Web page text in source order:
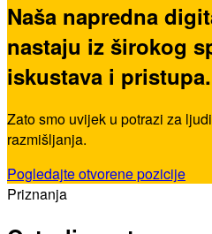
Naša napredna
nastaju iz širokog
iskustava i pristupa.
Zato smo uvijek u potrazi za
razmišljanja.
Pogledajte otvorene pozicije
Priznanja